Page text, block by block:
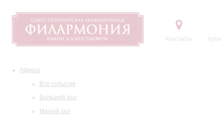
Контакты
Афиша
Все события
Большой зал
Малый зал